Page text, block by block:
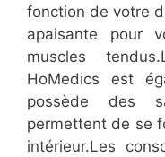
fonction de votre
apaisante pour
muscles
HoMedics est
possède des
permettent de se
intérieur.Les